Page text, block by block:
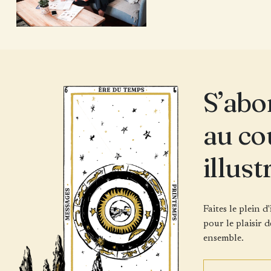
au
Faites le plein
pour le plaisir
ensemble.